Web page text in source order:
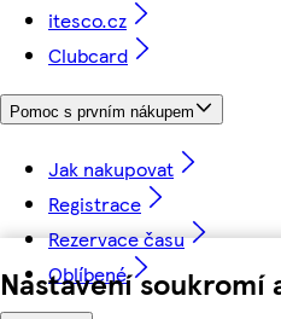
Nastavení soukromí
itesco.cz
Clubcard
Pomoc s prvním nákupem
Jak nakupovat
Registrace
Rezervace času
Oblíbené